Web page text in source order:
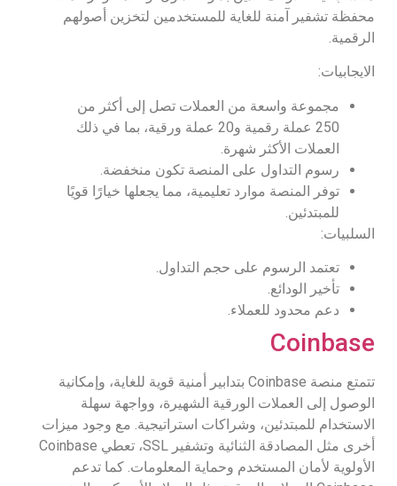
محفظة تشفير آمنة للغاية للمستخدمين لتخزين أصولهم
الرقمية.
الايجابيات:
مجموعة واسعة من العملات تصل إلى أكثر من
250 عملة رقمية و20 عملة ورقية، بما في ذلك
العملات الأكثر شهرة.
رسوم التداول على المنصة تكون منخفضة.
توفر المنصة موارد تعليمية، مما يجعلها خيارًا قويًا
للمبتدئين.
السلبيات:
تعتمد الرسوم على حجم التداول.
تأخير الودائع.
دعم محدود للعملاء.
Coinbase
تتمتع منصة Coinbase بتدابير أمنية قوية للغاية، وإمكانية
الوصول إلى العملات الورقية الشهيرة، وواجهة سهلة
الاستخدام للمبتدئين، وشراكات استراتيجية. مع وجود ميزات
أخرى مثل المصادقة الثنائية وتشفير SSL، تعطي Coinbase
الأولوية لأمان المستخدم وحماية المعلومات. كما تدعم